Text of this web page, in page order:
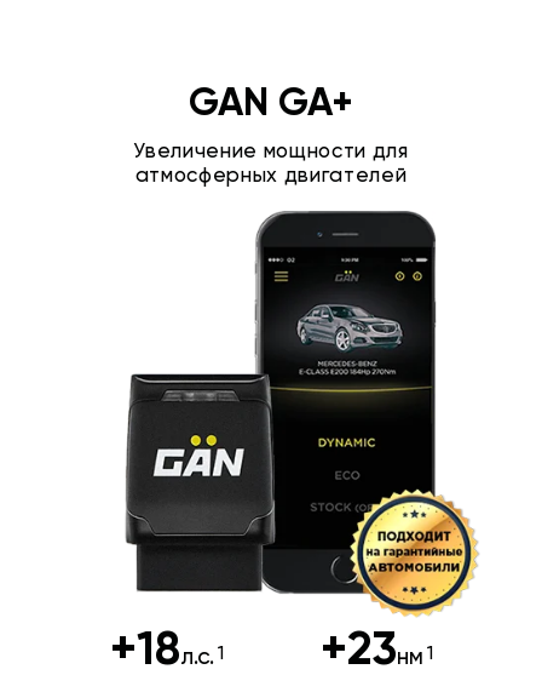
GAN GA+
Увеличение мощности для
атмосферных двигателей
+18л.с. +23нм